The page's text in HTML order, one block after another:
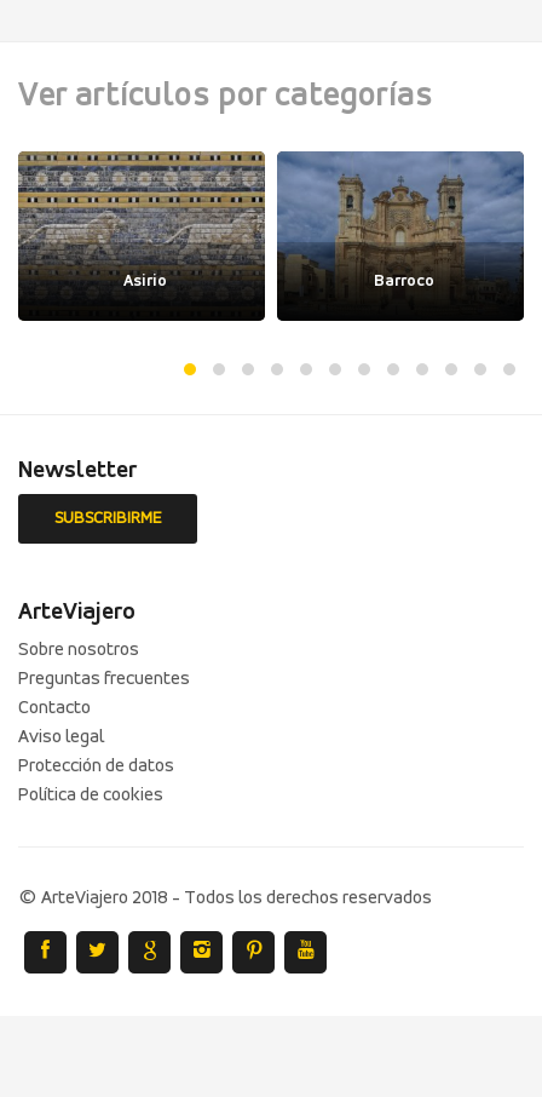
Ver artículos por categorías
Asirio Barroco
Newsletter
ArteViajero
Sobre nosotros
Preguntas frecuentes
Contacto
Aviso legal
Protección de datos
Política de cookies
© ArteViajero 2018 - Todos los derechos reservados